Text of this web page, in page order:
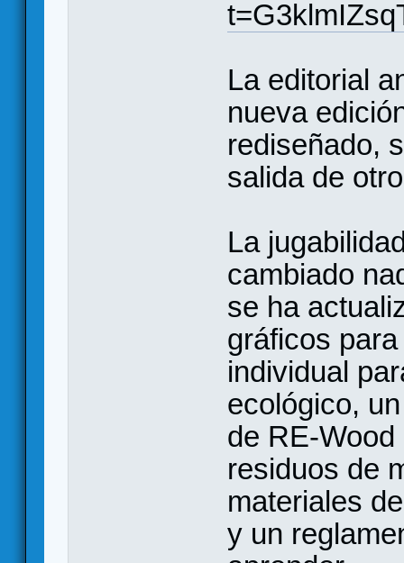
La editorial
nueva
rediseñado,
salida de
La
cambiado
se ha
gráficos
individual
ecológico,
de RE-
residuos de
materiales
y un